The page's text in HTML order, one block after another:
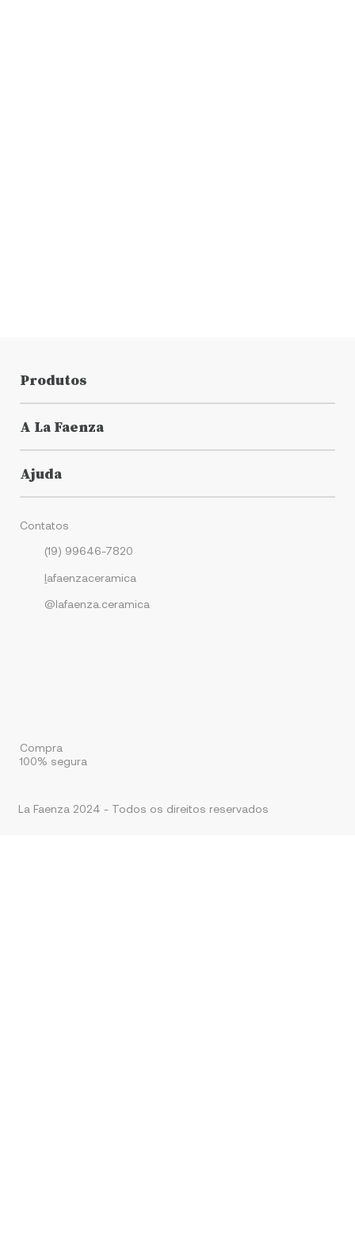
Produtos
A La Faenza
Ajuda
La Faenza 2024 - Todos os direitos reservados
Compra
100% segura
lafaenzaceramica
@lafaenza.ceramica
(19) 99646-7820
Contatos